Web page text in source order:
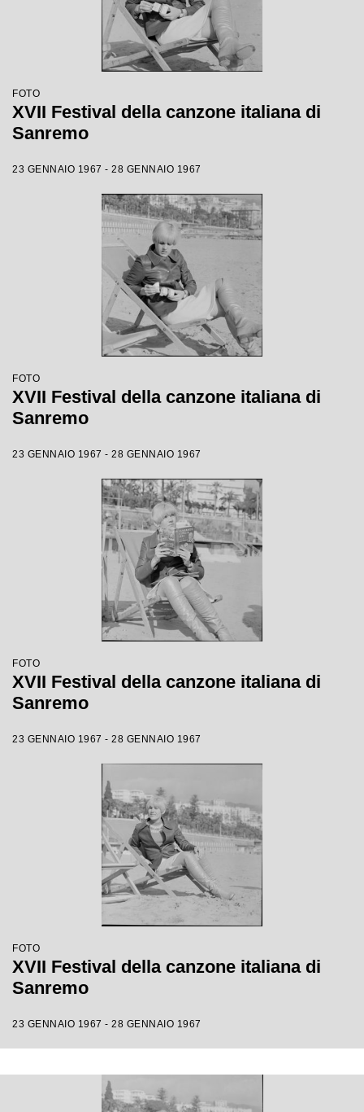
FOTO
XVII Festival della canzone italiana di
Sanremo
23 GENNAIO 1967 - 28 GENNAIO 1967
FOTO
XVII Festival della canzone italiana di
Sanremo
23 GENNAIO 1967 - 28 GENNAIO 1967
FOTO
XVII Festival della canzone italiana di
Sanremo
23 GENNAIO 1967 - 28 GENNAIO 1967
FOTO
XVII Festival della canzone italiana di
Sanremo
23 GENNAIO 1967 - 28 GENNAIO 1967